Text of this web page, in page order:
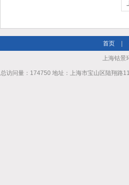
首页
上海钴
总访问量：174750 地址：上海市宝山区陆翔路